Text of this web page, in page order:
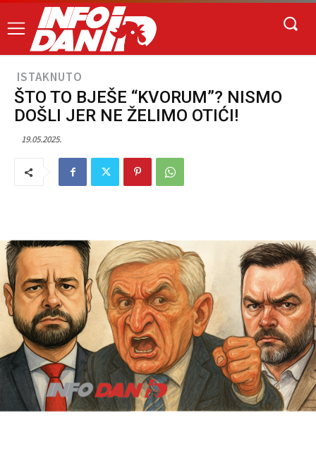
ISTAKNUTO
ŠTO TO BJEŠE “KVORUM”? NISMO
DOŠLI JER NE ŽELIMO OTIĆI!
19.05.2025.